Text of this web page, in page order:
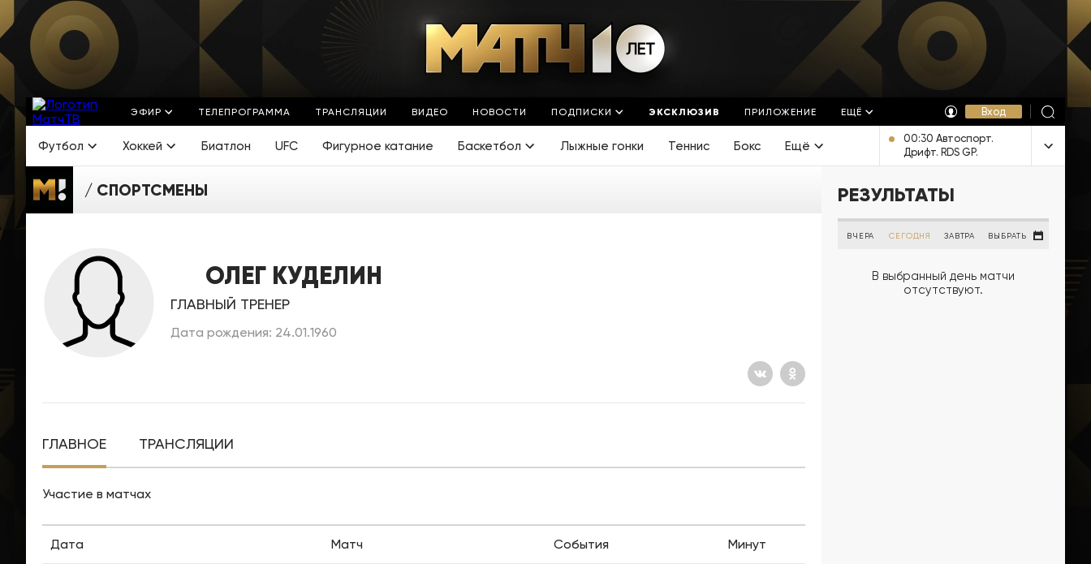
ЭФИР ТЕЛЕПРОГРАММА ТРАНСЛЯЦИИ ВИДЕО НОВОСТИ ПОДПИСКИ ЭКСКЛЮЗИВ ПРИЛОЖЕНИЕ ЕЩЁ Вход
Футбол Хоккей Биатлон UFC Фигурное катание Баскетбол Лыжные гонки Теннис Бокс Ещё
00:30 Автоспорт.
Дрифт. RDS GP.
Трансляция из
СПОРТСМЕНЫ
ОЛЕГ КУДЕЛИН
ГЛАВНЫЙ ТРЕНЕР
Дата рождения: 24.01.1960
ГЛАВНОЕ ТРАНСЛЯЦИИ
Участие в матчах
Дата Матч События Минут
РЕЗУЛЬТАТЫ
ВЧЕРА СЕГОДНЯ ЗАВТРА ВЫБРАТЬ
В выбранный день матчи
отсутствуют.